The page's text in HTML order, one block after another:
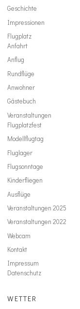
Geschichte
Impressionen
Flugplatz
Anfahrt
Anflug
Rundflüge
Anwohner
Gästebuch
Veranstaltungen
Flugplatzfest
Modellflugtag
Fluglager
Flugsonntage
Kinderfliegen
Ausflüge
Veranstaltungen 2025
Veranstaltungen 2022
Webcam
Kontakt
Impressum
Datenschutz
WETTER